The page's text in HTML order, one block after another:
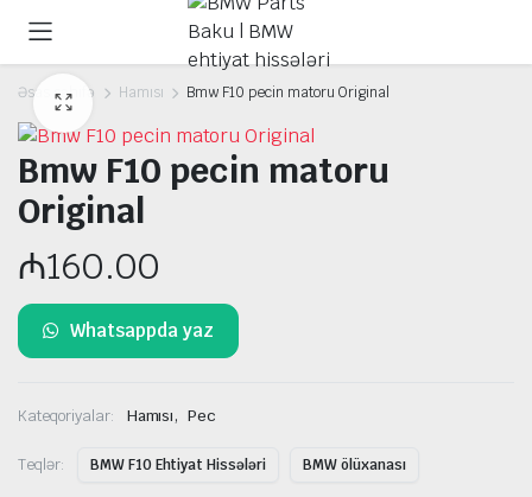
Əsas səhifə Hamısı Bmw F10 pecin matoru Original
Bmw F10 pecin matoru
Original
₼160.00
Whatsappda yaz
Kateqoriyalar: Hamısı, Pec
Teqlər: BMW F10 Ehtiyat Hissələri BMW ölüxanası